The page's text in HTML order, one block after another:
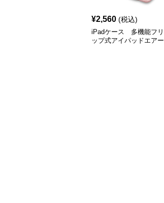
¥2,560 (税込)
iPadケース 多機能フリ
ップ式アイパッドエアー